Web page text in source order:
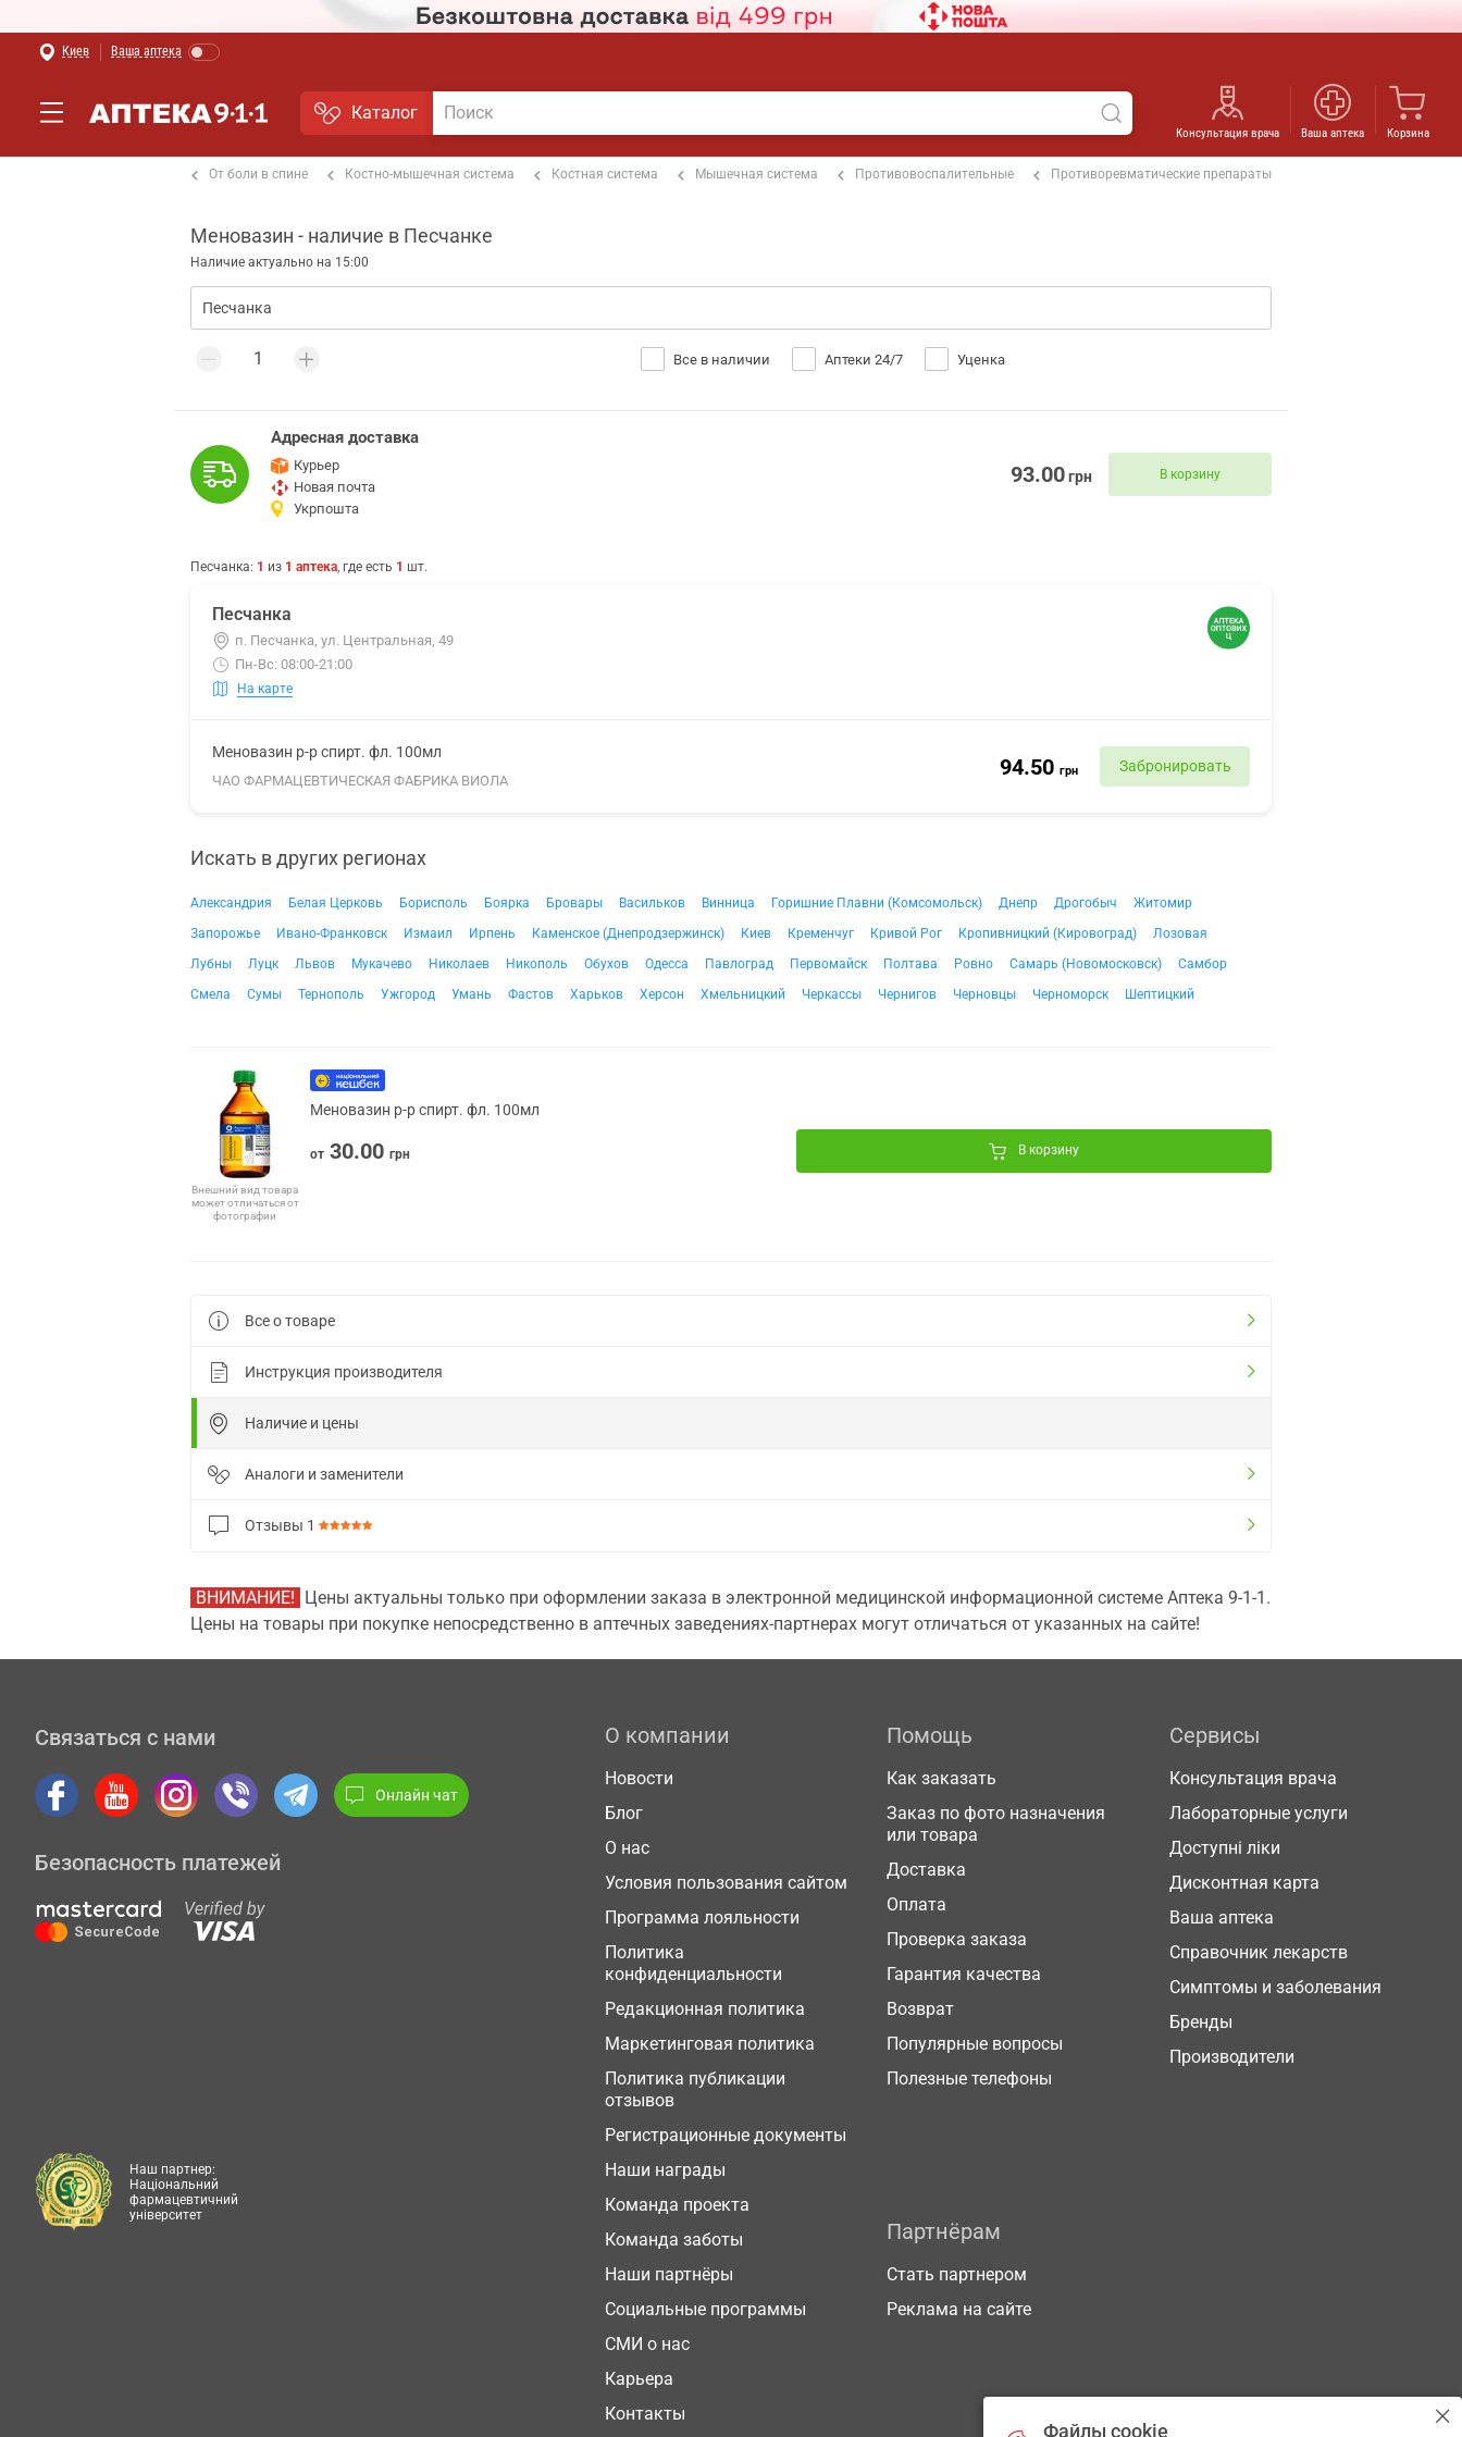
Киев Ваша аптека
Каталог
Консультация врача Ваша аптека Корзина
От боли в спине Костно-мышечная система Костная система Мышечная система Противовоспалительные Противоревматические препараты
Меновазин - наличие в Песчанке
Наличие актуально на 15:00
Все в наличии Аптеки 24/7 Уценка
Адресная доставка
Курьер
Новая почта
Укрпошта
93.00грн В корзину
Песчанка: 1 из 1 аптека, где есть 1 шт.
Песчанка
п. Песчанка, ул. Центральная, 49
Пн-Вс: 08:00-21:00
На карте
Меновазин р-р спирт. фл. 100мл
ЧАО ФАРМАЦЕВТИЧЕСКАЯ ФАБРИКА ВИОЛА
94.50 грн Забронировать
Искать в других регионах
Александрия Белая Церковь Борисполь Боярка Бровары Васильков Винница Горишние Плавни (Комсомольск) Днепр Дрогобыч
Житомир
Запорожье
Ивано-Франковск Измаил Ирпень Каменское (Днепродзержинск) Киев Кременчуг Кривой Рог Кропивницкий (Кировоград)
Лозовая
Лубны
Луцк Львов Мукачево Николаев Никополь Обухов Одесса Павлоград Первомайск Полтава Ровно Самарь (Новомосковск)
Самбор
Смела
Сумы Тернополь Ужгород Умань Фастов Харьков Херсон Хмельницкий Черкассы Чернигов Черновцы Черноморск Шептицкий
Внешний вид товара
может отличаться от
фотографии
Меновазин р-р спирт. фл. 100мл
от 30.00 грн В корзину
Все о товаре
Инструкция производителя
Наличие и цены
Аналоги и заменители
Отзывы 1
ВНИМАНИЕ! Цены актуальны только при оформлении заказа в электронной медицинской информационной системе Аптека 9-1-1.
Цены на товары при покупке непосредственно в аптечных заведениях-партнерах могут отличаться от указанных на сайте!
Связаться с нами
Онлайн чат
Безопасность платежей
О компании
Новости
Блог
О нас
Условия пользования сайтом
Программа лояльности
Политика
конфиденциальности
Редакционная политика
Маркетинговая политика
Политика публикации
отзывов
Регистрационные документы
Наши награды
Команда проекта
Команда заботы
Наши партнёры
Социальные программы
СМИ о нас
Карьера
Контакты
Помощь
Как заказать
Заказ по фото назначения
или товара
Доставка
Оплата
Проверка заказа
Гарантия качества
Возврат
Популярные вопросы
Полезные телефоны
Сервисы
Консультация врача
Лабораторные услуги
Доступні ліки
Дисконтная карта
Ваша аптека
Справочник лекарств
Симптомы и заболевания
Бренды
Производители
Партнёрам
Стать партнером
Реклама на сайте
Наш партнер:
Національний
фармацевтичний
університет
Файлы cookie